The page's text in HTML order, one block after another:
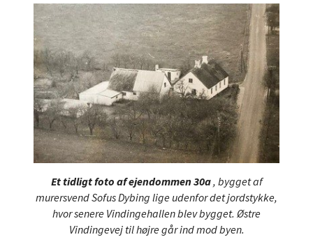
Et tidligt foto af ejendommen 30a, bygget af
murersvend Sofus Dybing lige udenfor det jordstykke,
hvor senere Vindingehallen blev bygget. Østre
Vindingevej til højre går ind mod byen.